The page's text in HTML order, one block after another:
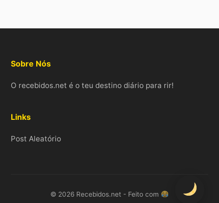
Sobre Nós
O recebidos.net é o teu destino diário para rir!
Links
Post Aleatório
© 2026 Recebidos.net - Feito com